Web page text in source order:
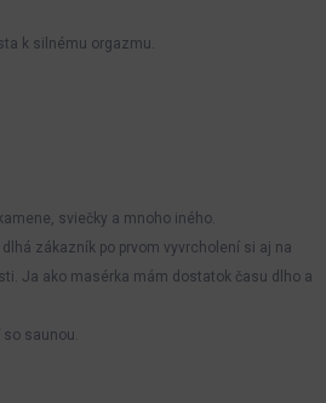
k silnému orgazmu.
sviečky a mnoho iného.
zákazník po prvom vyvrcholení si aj na
Ja ako masérka mám dostatok času dlho a
so saunou.